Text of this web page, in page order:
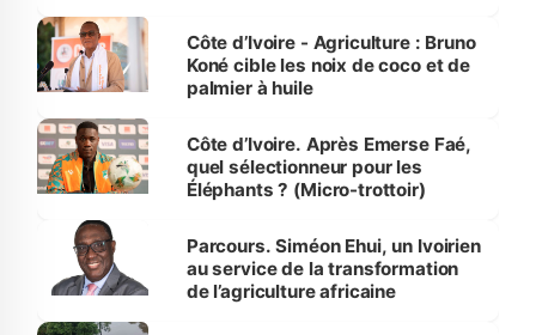
Côte d’Ivoire - Agriculture : Bruno
Koné cible les noix de coco et de
palmier à huile
Côte d’Ivoire. Après Emerse Faé,
quel sélectionneur pour les
Éléphants ? (Micro-trottoir)
Parcours. Siméon Ehui, un Ivoirien
au service de la transformation
de l’agriculture africaine